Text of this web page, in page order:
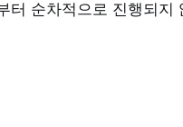
터 순차적으로 진행되지